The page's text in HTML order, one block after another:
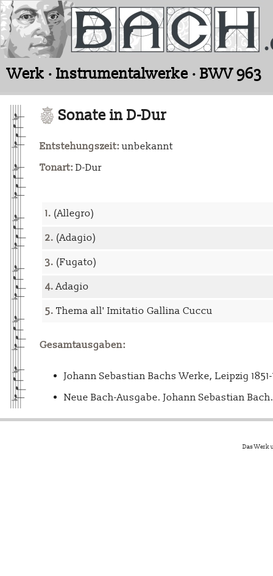
Werk · Instrumentalwerke · BWV 963
Sonate in D-Dur
Entstehungszeit: unbekannt
Tonart: D-Dur
1. (Allegro)
2. (Adagio)
3. (Fugato)
4.Adagio
5. Thema all' Imitatio Gallina Cuccu
Gesamtausgaben:
Johann Sebastian Bachs Werke, Leipzig
Neue Bach-Ausgabe. Johann Sebastian
Das Werk